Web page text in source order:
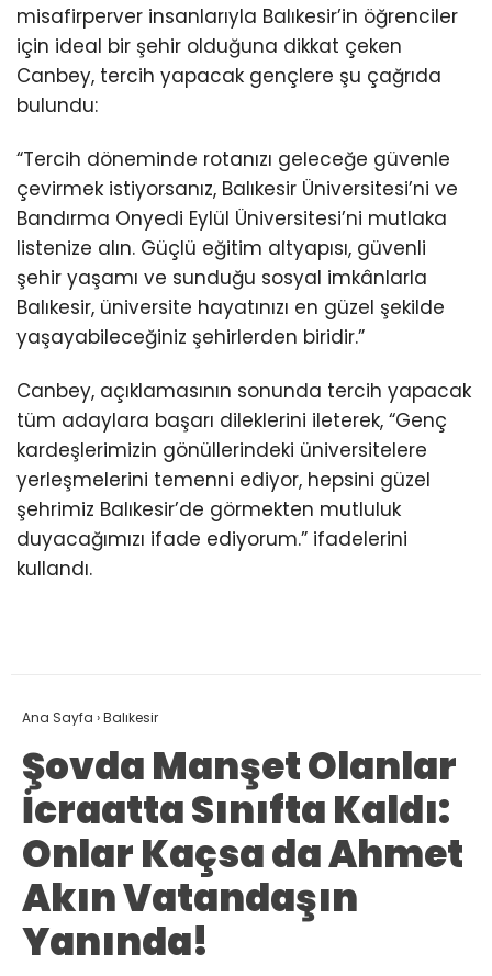
misafirperver insanlarıyla Balıkesir’in öğrenciler
için ideal bir şehir olduğuna dikkat çeken
Canbey, tercih yapacak gençlere şu çağrıda
bulundu:
“Tercih döneminde rotanızı geleceğe güvenle
çevirmek istiyorsanız, Balıkesir Üniversitesi’ni ve
Bandırma Onyedi Eylül Üniversitesi’ni mutlaka
listenize alın. Güçlü eğitim altyapısı, güvenli
şehir yaşamı ve sunduğu sosyal imkânlarla
Balıkesir, üniversite hayatınızı en güzel şekilde
yaşayabileceğiniz şehirlerden biridir.”
Canbey, açıklamasının sonunda tercih yapacak
tüm adaylara başarı dileklerini ileterek, “Genç
kardeşlerimizin gönüllerindeki üniversitelere
yerleşmelerini temenni ediyor, hepsini güzel
şehrimiz Balıkesir’de görmekten mutluluk
duyacağımızı ifade ediyorum.” ifadelerini
kullandı.
Ana Sayfa ›Balıkesir
Şovda Manşet Olanlar
İcraatta Sınıfta Kaldı:
Onlar Kaçsa da Ahmet
Akın Vatandaşın
Yanında!